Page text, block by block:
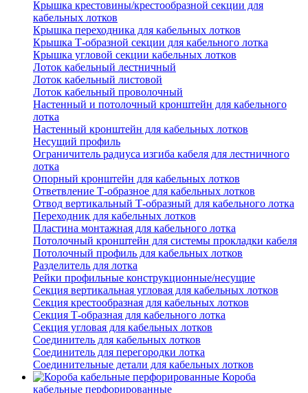
Крышка крестовины/крестообразной секции для
кабельных лотков
Крышка переходника для кабельных лотков
Крышка Т-образной секции для кабельного лотка
Крышка угловой секции кабельных лотков
Лоток кабельный лестничный
Лоток кабельный листовой
Лоток кабельный проволочный
Настенный и потолочный кронштейн для кабельного
лотка
Настенный кронштейн для кабельных лотков
Несущий профиль
Ограничитель радиуса изгиба кабеля для лестничного
лотка
Опорный кронштейн для кабельных лотков
Ответвление Т-образное для кабельных лотков
Отвод вертикальный Т-образный для кабельного лотка
Переходник для кабельных лотков
Пластина монтажная для кабельного лотка
Потолочный кронштейн для системы прокладки кабеля
Потолочный профиль для кабельных лотков
Разделитель для лотка
Рейки профильные конструкционные/несущие
Секция вертикальная угловая для кабельных лотков
Секция крестообразная для кабельных лотков
Секция Т-образная для кабельного лотка
Секция угловая для кабельных лотков
Соединитель для кабельных лотков
Соединитель для перегородки лотка
Соединительные детали для кабельных лотков
Короба
кабельные перфорированные